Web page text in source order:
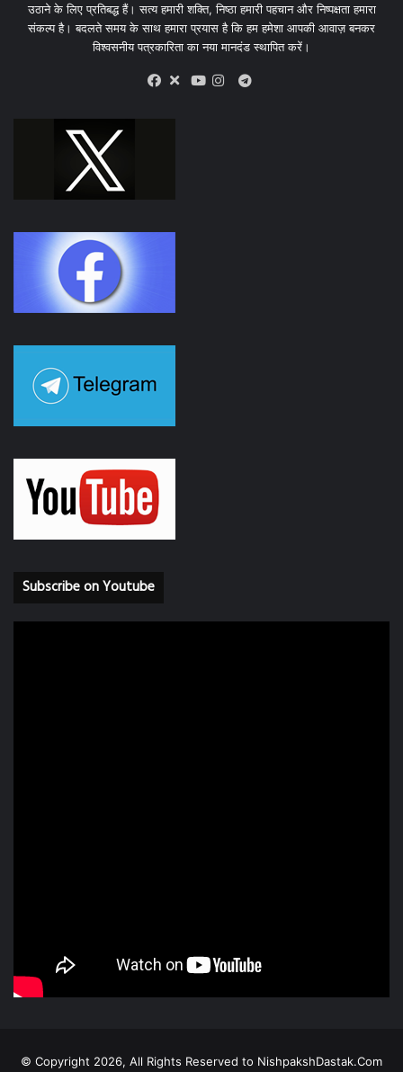
उठाने के लिए प्रतिबद्ध हैं। सत्य हमारी शक्ति, निष्ठा हमारी पहचान और निष्पक्षता हमारा
संकल्प है। बदलते समय के साथ हमारा प्रयास है कि हम हमेशा आपकी आवाज़ बनकर
विश्वसनीय पत्रकारिता का नया मानदंड स्थापित करें।
X
Telegram
Subscribe on Youtube
© Copyright 2026, All Rights Reserved to NishpakshDastak.Com